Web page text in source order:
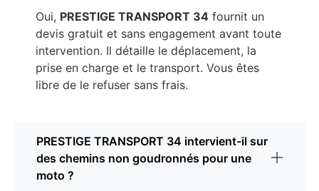
Oui, PRESTIGE TRANSPORT 34 fournit un
devis gratuit et sans engagement avant toute
intervention. Il détaille le déplacement, la
prise en charge et le transport. Vous êtes
libre de le refuser sans frais.
PRESTIGE TRANSPORT 34 intervient-il sur
des chemins non goudronnés pour une
moto ?